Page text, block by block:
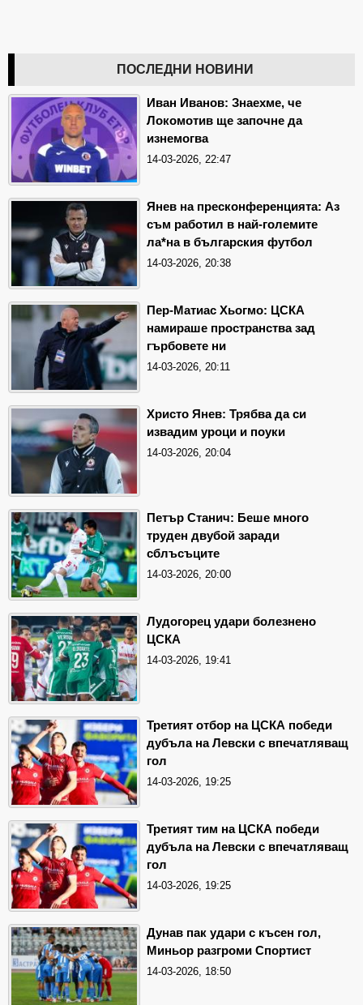
ПОСЛЕДНИ НОВИНИ
Иван Иванов: Знаехме, че
Локомотив ще започне да
изнемогва
14-03-2026, 22:47
Янев на пресконференцията: Аз
съм работил в най-големите
ла*на в българския футбол
14-03-2026, 20:38
Пер-Матиас Хьогмо: ЦСКА
намираше пространства зад
гърбовете ни
14-03-2026, 20:11
Христо Янев: Трябва да си
извадим уроци и поуки
14-03-2026, 20:04
Петър Станич: Беше много
труден двубой заради
сблъсъците
14-03-2026, 20:00
Лудогорец удари болезнено
ЦСКА
14-03-2026, 19:41
Третият отбор на ЦСКА победи
дубъла на Левски с впечатляващ
гол
14-03-2026, 19:25
Третият тим на ЦСКА победи
дубъла на Левски с впечатляващ
гол
14-03-2026, 19:25
Дунав пак удари с късен гол,
Миньор разгроми Спортист
14-03-2026, 18:50